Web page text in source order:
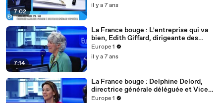
7:02
il y a 7 ans
7:14
La France bouge : L’entreprise qui va
bien, Edith Giffard, dirigeante des
liqueurs et sirops Giffard
Europe 1
il y a 7 ans
La France bouge : Delphine Delord,
directrice générale déléguée et Vice-
présidente de Beauval Nature
Europe 1